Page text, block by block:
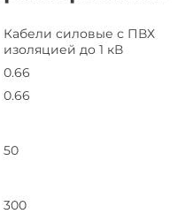
Кабели силовые с ПВХ
изоляцией до 1 кВ
0.66
0.66
50
300